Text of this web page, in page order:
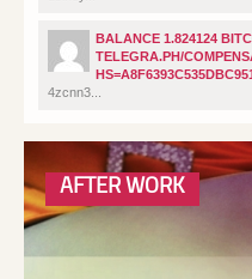
BALANCE 1.824124
TELEGRA.PH/
4zcnn3...
AFTER WORK